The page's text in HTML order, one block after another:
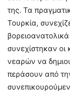
της. Τα
Τουρκία,
συνεχίστηκαν
νεαρών να
περάσουν από